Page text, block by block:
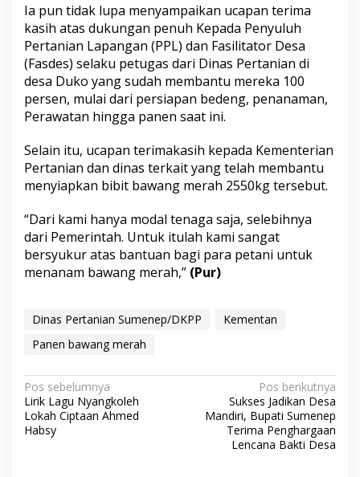
Ia pun tidak lupa menyampaikan ucapan terima
kasih atas dukungan penuh Kepada Penyuluh
Pertanian Lapangan (PPL) dan Fasilitator Desa
(Fasdes) selaku petugas dari Dinas Pertanian di
desa Duko yang sudah membantu mereka 100
persen, mulai dari persiapan bedeng, penanaman,
Perawatan hingga panen saat ini.
Selain itu, ucapan terimakasih kepada Kementerian
Pertanian dan dinas terkait yang telah membantu
menyiapkan bibit bawang merah 2550kg tersebut.
“Dari kami hanya modal tenaga saja, selebihnya
dari Pemerintah. Untuk itulah kami sangat
bersyukur atas bantuan bagi para petani untuk
menanam bawang merah,” (Pur)
Dinas Pertanian Sumenep/DKPP
Kementan
Panen bawang merah
N
a
v
Pos sebelumnya
Lirik Lagu Nyangkoleh
Lokah Ciptaan Ahmed
Habsy
Pos berikutnya
Sukses Jadikan Desa
Mandiri, Bupati Sumenep
Terima Penghargaan
Lencana Bakti Desa